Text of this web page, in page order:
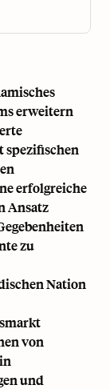
erweitern
spezifischen
erfolgreiche
Ansatz
zu
Nation
von
und